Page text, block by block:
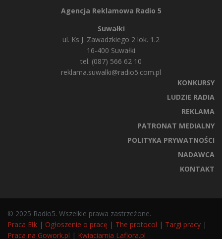
Agencja Reklamowa Radio 5
Suwałki
ul. Ks J. Zawadzkiego 2 lok. 1.2
16-400 Suwałki
tel. (087) 566 62 10
reklama.suwalki@radio5.com.pl
KONKURSY
LUDZIE RADIA
REKLAMA
PATRONAT MEDIALNY
POLITYKA PRYWATNOŚCI
NADAWCA
KONTAKT
© 2025 Radio5. Wszelkie prawa zastrzeżone.
Praca Ełk | Ogłoszenie o pracę | The protocol | Targi pracy |
Praca na Gowork.pl | Kwiaciarnia Laflora.pl